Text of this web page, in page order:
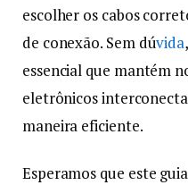
escolher os cabos
de conexão. Sem dúvida
essencial que mantém
eletrônicos
maneira eficiente.
Esperamos que este